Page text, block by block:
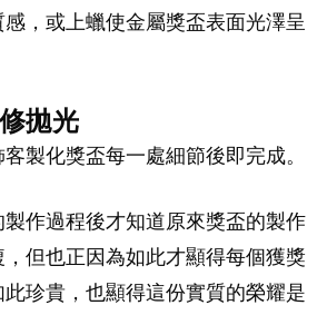
，或上蠟使金屬獎盃表面光澤呈
拋光
製化獎盃每一處細節後即完成。
作過程後才知道原來獎盃的製作
但也正因為如此才顯得每個獲獎
珍貴，也顯得這份實質的榮耀是